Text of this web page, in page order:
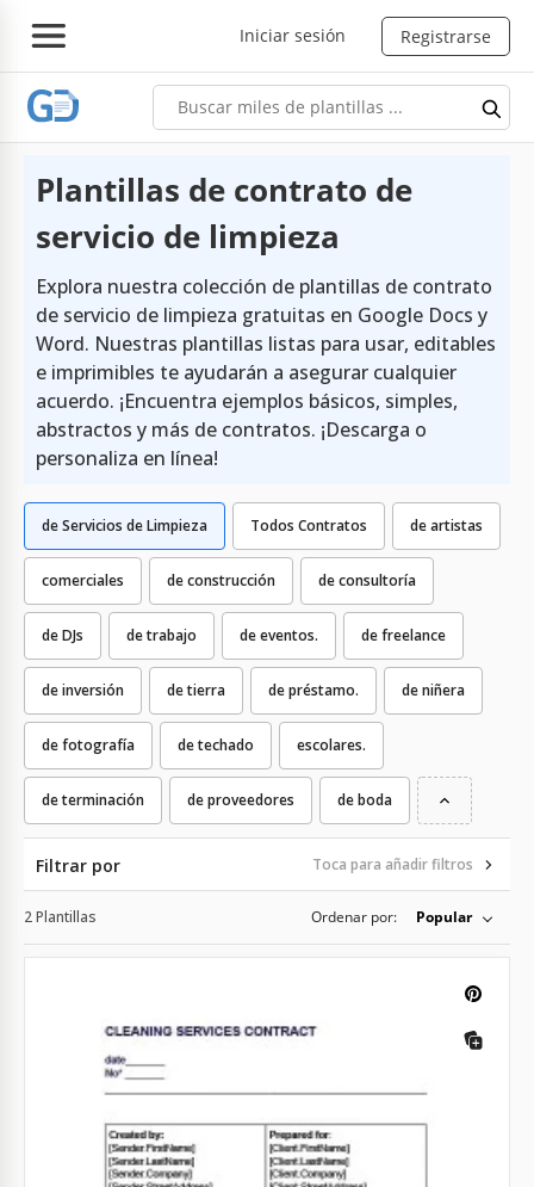
Iniciar sesión Registrarse
Plantillas de contrato de
servicio de limpieza
Explora nuestra colección de plantillas de contrato
de servicio de limpieza gratuitas en Google Docs y
Word. Nuestras plantillas listas para usar, editables
e imprimibles te ayudarán a asegurar cualquier
acuerdo. ¡Encuentra ejemplos básicos, simples,
abstractos y más de contratos. ¡Descarga o
personaliza en línea!
Todos Contratos de artistas
comerciales
de Servicios de Limpieza
de construcción de consultoría
de DJs de trabajo de eventos. de freelance
de inversión de tierra de préstamo. de niñera
de fotografía de techado escolares.
de terminación de proveedores de boda
Filtrar por Toca para añadir filtros
2 Plantillas Ordenar por: Popular